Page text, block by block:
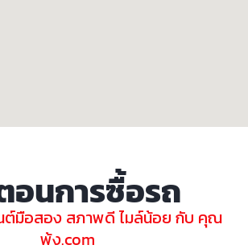
อนการซื้อรถ
ต์มือสอง สภาพดี ไมล์น้อย กับ คุณ
พ้ง.com